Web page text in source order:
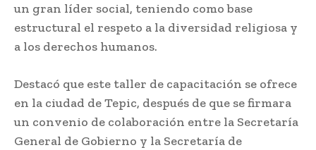
un gran líder social, teniendo como base
estructural el respeto a la diversidad religiosa y
a los derechos humanos.
Destacó que este taller de capacitación se ofrece
en la ciudad de Tepic, después de que se firmara
un convenio de colaboración entre la Secretaría
General de Gobierno y la Secretaría de